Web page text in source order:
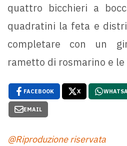
quattro bicchieri a
quadratini la feta e
completare con un
rametto di rosmarino e
FACEBOOK X
EMAIL
@Riproduzione riservata